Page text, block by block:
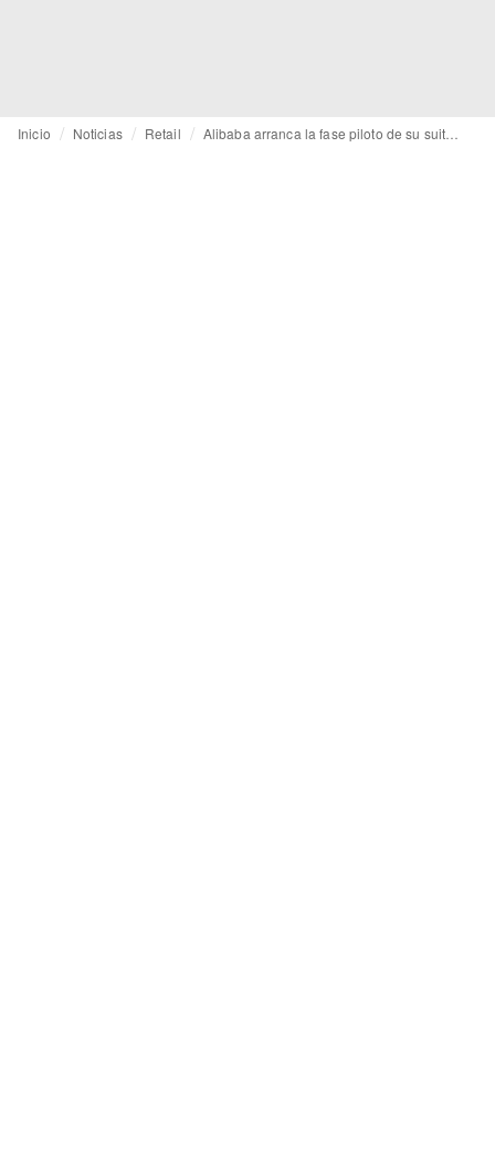
Inicio Noticias Retail